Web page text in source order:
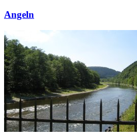
Angeln